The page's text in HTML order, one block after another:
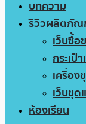
บทความ
รีวิวผลิตภั
เว็บซื้อ
กระเป๋
เครื่อง
เว็บขุด
ห้องเรียน